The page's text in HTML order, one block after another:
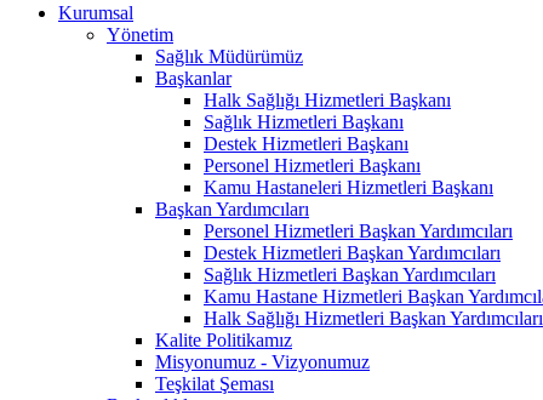
Kurumsal
Yönetim
Sağlık Müdürümüz
Başkanlar
Halk Sağlığı Hizmetleri Başkanı
Sağlık Hizmetleri Başkanı
Destek Hizmetleri Başkanı
Personel Hizmetleri Başkanı
Kamu Hastaneleri Hizmetleri Başkanı
Başkan Yardımcıları
Personel Hizmetleri Başkan Yardımcıları
Destek Hizmetleri Başkan Yardımcıları
Sağlık Hizmetleri Başkan Yardımcıları
Kamu Hastane Hizmetleri Başkan
Halk Sağlığı Hizmetleri Başkan Yardımcıları
Kalite Politikamız
Misyonumuz - Vizyonumuz
Teşkilat Şeması